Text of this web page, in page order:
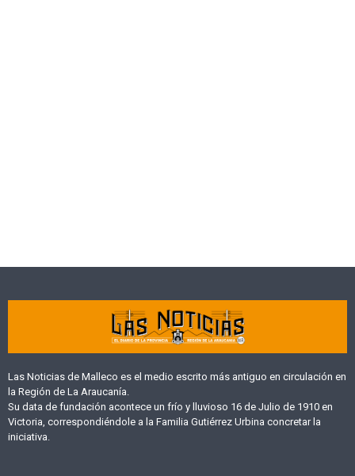
Las Noticias de Malleco es el medio escrito más antiguo en circulación en
la Región de La Araucanía.
Su data de fundación acontece un frío y lluvioso 16 de Julio de 1910 en
Victoria, correspondiéndole a la Familia Gutiérrez Urbina concretar la
iniciativa.